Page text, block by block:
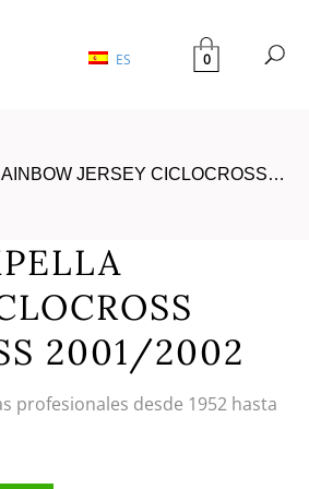
ES 0
JERSEY CICLOCROSS…
2001/2002
profesionales desde 1952 hasta